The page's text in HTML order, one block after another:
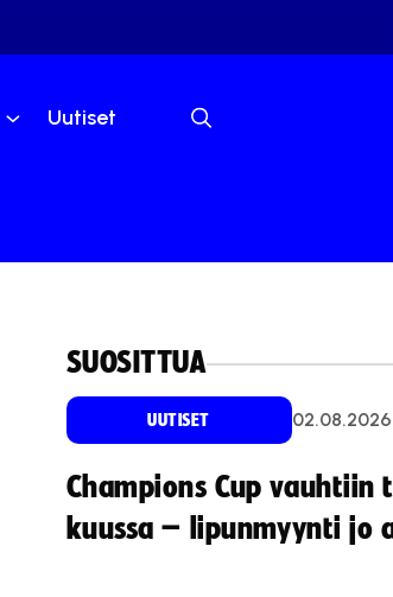
Uutiset
SUOSITTUA
UUTISET 02.08.2026
Champions Cup vauhtiin
kuussa – lipunmyynti jo